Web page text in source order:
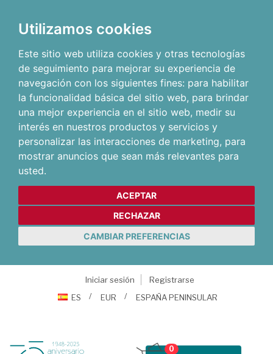
Utilizamos cookies
Este sitio web utiliza cookies y otras tecnologías
de seguimiento para mejorar su experiencia de
navegación con los siguientes fines: para habilitar
la funcionalidad básica del sitio web, para brindar
una mejor experiencia en el sitio web, medir su
interés en nuestros productos y servicios y
personalizar las interacciones de marketing, para
mostrar anuncios que sean más relevantes para
usted.
ACEPTAR
RECHAZAR
CAMBIAR PREFERENCIAS
Iniciar sesión
Registrarse
ES
EUR ESPAÑA PENINSULAR
0